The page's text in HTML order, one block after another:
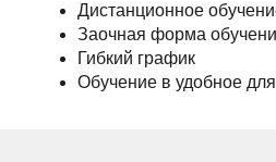
Дистанционное
Заочная форма
Гибкий график
Обучение в удобное